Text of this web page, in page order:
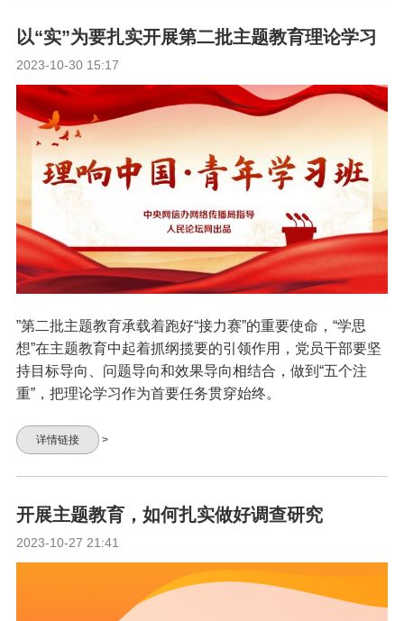
以“实”为要扎实开展第二批主题教育理论学习
2023-10-30 15:17
”第二批主题教育承载着跑好“接力赛”的重要使命，“学思
想”在主题教育中起着抓纲揽要的引领作用，党员干部要坚
持目标导向、问题导向和效果导向相结合，做到“五个注
重”，把理论学习作为首要任务贯穿始终。
详情链接 >
开展主题教育，如何扎实做好调查研究
2023-10-27 21:41